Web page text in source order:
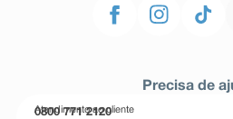
Precisa de
Atendimento ao cliente
0800 771 2120